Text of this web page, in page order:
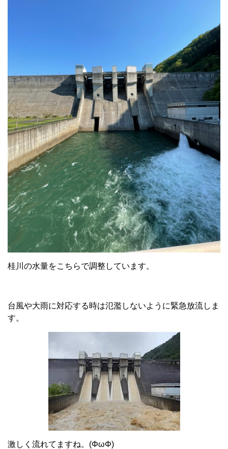
桂川の水量をこちらで調整しています。
台風や大雨に対応する時は氾濫しないように緊急放流しま
す。
激しく流れてますね。(ΦωΦ)